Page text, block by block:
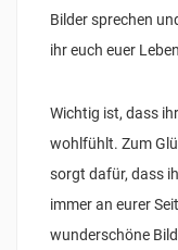
Bilder sprechen
ihr euch euer
Wichtig ist, dass
wohlfühlt. Zum
sorgt dafür, dass
immer an eurer
wunderschöne